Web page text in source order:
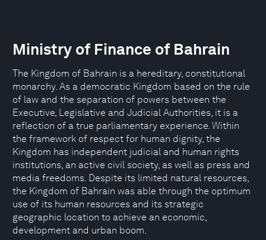
Ministry of Finance of Bahrain
The Kingdom of Bahrain is a hereditary, constitutional
monarchy. As a democratic Kingdom based on the rule
of law and the separation of powers between the
Executive, Legislative and Judicial Authorities, it is a
reflection of a true parliamentary experience. Within
the framework of respect for human dignity, the
Kingdom has independent judicial and human rights
institutions, an active civil society, as well as press and
media freedoms. Despite its limited natural resources,
the Kingdom of Bahrain was able through the optimum
use of its human resources and its strategic
geographic location to achieve an economic,
development and urban boom.